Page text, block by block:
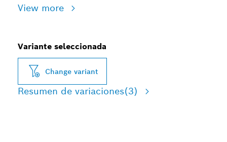
View more
Variante seleccionada
Change variant
Resumen de variaciones(3)